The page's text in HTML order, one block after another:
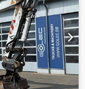
mit
mit
Tankinhalt
ca. 228 Liter
ca.